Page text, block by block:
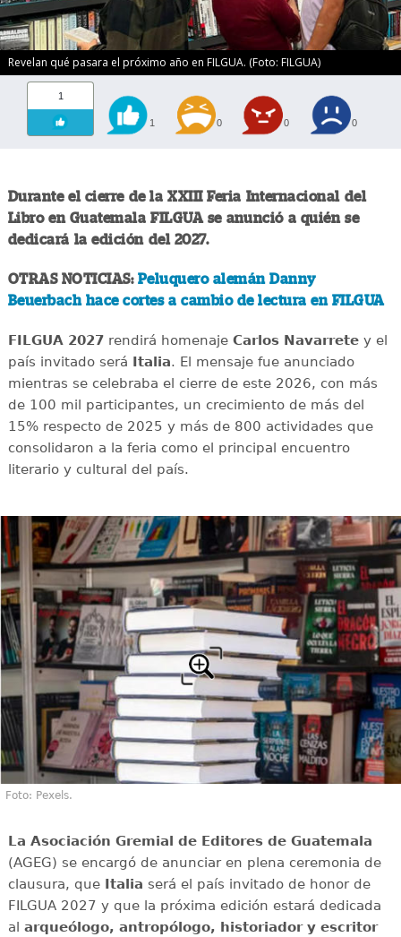
Revelan qué pasara el próximo año en FILGUA. (Foto: FILGUA)
1
1 0 0 0
Durante el cierre de la XXIII Feria Internacional del
Libro en Guatemala FILGUA se anunció a quién se
dedicará la edición del 2027.
OTRAS NOTICIAS: Peluquero alemán Danny
Beuerbach hace cortes a cambio de lectura en FILGUA
FILGUA 2027rendirá homenaje Carlos Navarretey el
país invitado será Italia. El mensaje fue anunciado
mientras se celebraba el cierre de este 2026, con más
de 100 mil participantes, un crecimiento de más del
15% respecto de 2025 y más de 800 actividades que
consolidaron a la feria como el principal encuentro
literario y cultural del país.
Foto: Pexels.
La Asociación Gremial de Editores de Guatemala
(AGEG) se encargó de anunciar en plena ceremonia de
clausura, queItalia será el país invitado de honor de
FILGUA 2027 y que la próxima edición estará dedicada
al arqueólogo, antropólogo, historiador y escritor